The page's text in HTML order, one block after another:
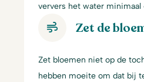
ververs het water minimaal
Zet de
Zet bloemen niet op de
hebben moeite om dat bij